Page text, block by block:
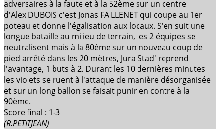
adversaires à la faute et à la 52ème sur un centre
d'Alex DUBOIS c'est Jonas FAILLENET qui coupe au 1er
poteau et donne l'égalisation aux locaux. S'en suit une
longue bataille au milieu de terrain, les 2 équipes se
neutralisent mais à la 80ème sur un nouveau coup de
pied arrêté dans les 20 mètres, Jura Stad' reprend
l'avantage, 1 buts à 2. Durant les 10 dernières minutes
les violets se ruent à l'attaque de manière désorganisée
et sur un long ballon se faisait punir en contre à la
90ème.
Score final : 1-3
(R.PETITJEAN)